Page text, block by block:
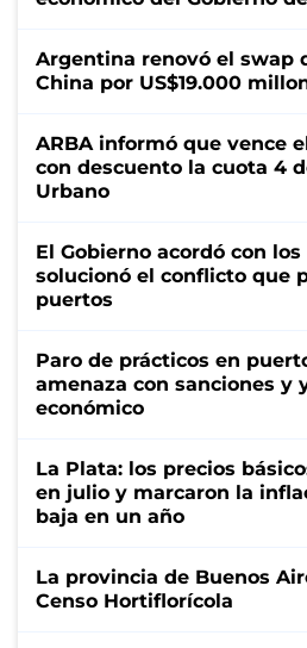
Argentina renovó el swap
China por US$19.000
ARBA informó que vence
con descuento la cuota 4
Urbano
El Gobierno acordó con
solucionó el conflicto que
puertos
Paro de prácticos en
amenaza con sanciones y
económico
La Plata: los precios
en julio y marcaron la
baja en un año
La provincia de Buenos
Censo Hortiflorícola